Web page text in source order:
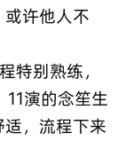
许他人不
特别熟练，
演的念笙生
，流程下来